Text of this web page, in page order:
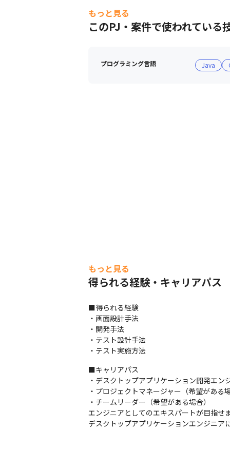
・バージョン管理
- Git（GitHub Actions）
もっと見る
このPJ・案件で使われている
プログラミング言語 Java
もっと見る
得られる経験・キャリアパス
■得られる経験
・画面設計手法
・開発手法
・テスト設計手法
・テスト実施方法
■キャリアパス
・デスクトップアプリケーション開発エン
・プロジェクトマネージャー（希望がある場
・チームリーダー（希望がある場合）
エンジニアとしてのエキスパートが目指せま
デスクトップアプリケーションエンジニア